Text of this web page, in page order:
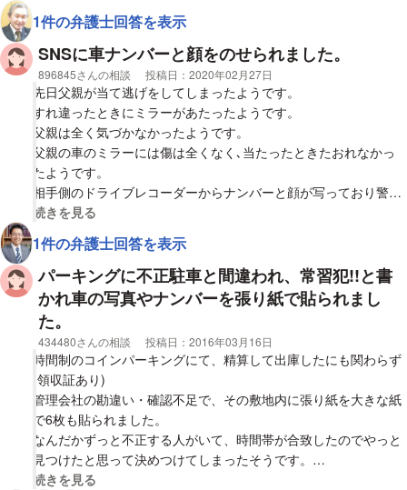
なぜスマホで撮影されたのか疑問です。ネットにあげられること
もあると聞いたので、念のため警察にすぐ電話し、やられた車の
特徴、ナンバー、運転手の特徴を伝えました。落ち度がなくとも
因縁つけられたらどうしたら良いですか？
1件の弁護士回答を表示
SNSに車ナンバーと顔をのせられました。
相談者
896845さんの相談 投稿日： 2020年02月27日
先日父親が当て逃げをしてしまったようです。
すれ違ったときにミラーがあたったようです。
父親は全く気づかなかったようです。
父親の車のミラーには傷は全くなく､当たったときたおれなかっ
たようです。
相手側のドライブレコーダーからナンバーと顔が写っており警察
から連絡がありました。
証拠があるならと素直に非を認めています。
ただ､相手側が父親の車とナンバーと顔､事故があった現場の住所
を複数のSNSに拡散しました。あるSNSで拡散投稿が40件程度で
す。
父親は勤め先やSNSを取引先の方に見られました。会社も解雇に
なるかもしれません。
名誉毀損になりますよね?相手側と拡散投稿した人から損害賠償
や慰謝料は請求できるのでしょうか?実際価格はどれくらいです
か?
視覚的に省略された相談全文の
続きを見る
1件の弁護士回答を表示
パーキングに不正駐車と間違われ、常習犯!!と書
かれ車の写真やナンバーを張り紙で貼られまし
た。
相談者
434480さんの相談 投稿日： 2016年03月16日
時間制のコインパーキングにて、精算して出庫したにも関わらず
(領収証あり)
管理会社の勘違い・確認不足で、その敷地内に張り紙を大きな紙
で6枚も貼られました。
なんだかずっと不正する人がいて、時間帯が合致したのでやっと
見つけたと思って決めつけてしまったそうです。
視覚的に省略された相談全文の
続きを見る